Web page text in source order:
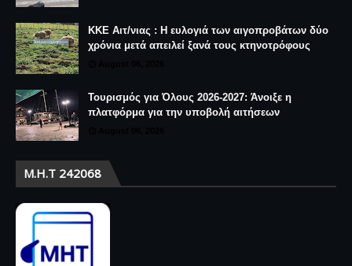
ΚΚΕ Αιτ/νιας : Η ευλογιά των αιγοπροβάτων δύο
χρόνια μετά απειλεί ξανά τους κτηνοτρόφους
Τουρισμός για Όλους 2026-2027: Άνοιξε η
πλατφόρμα για την υποβολή αιτήσεων
Μ.Η.Τ 242068